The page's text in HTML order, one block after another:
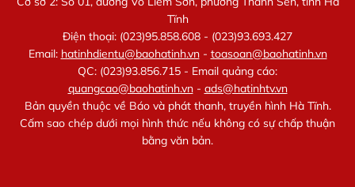
Tĩnh
Điện thoại: (023)95.858.608 - (023)93.693.427
Email: hatinhdientu@baohatinh.vn- toasoan@baohatinh.vn
QC: (023)93.856.715 - Email quảng cáo:
quangcao@baohatinh.vn- ads@hatinhtv.vn
Bản quyền thuộc về Báo và phát thanh, truyền hình Hà Tĩnh.
Cấm sao chép dưới mọi hình thức nếu không có sự chấp thuận
bằng văn bản.